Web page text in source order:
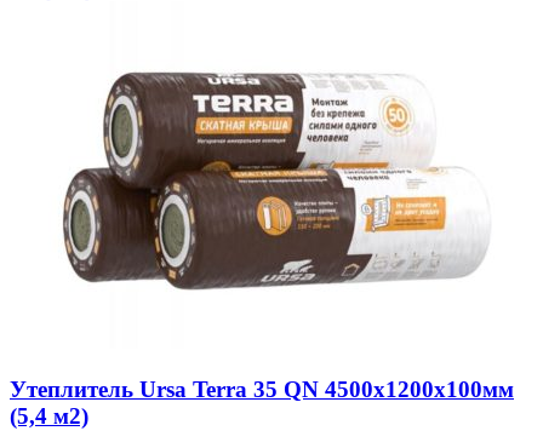
Утеплитель Ursa Terra 35 QN 4500х1200х100мм
(5,4 м2)